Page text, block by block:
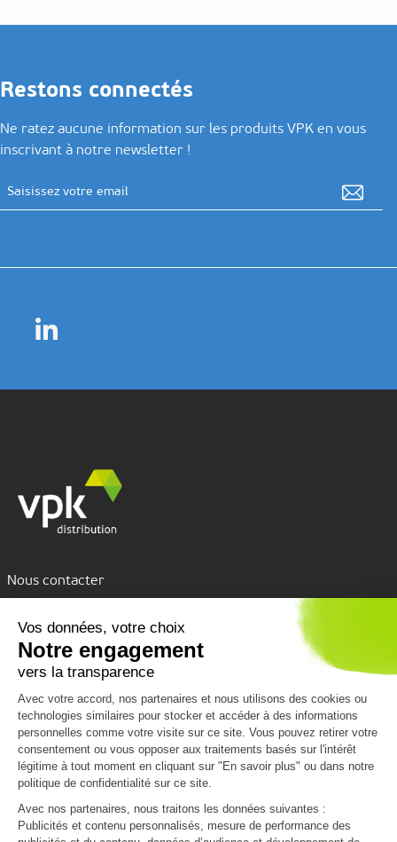
Restons connectés
Ne ratez aucune information sur les produits VPK en vous
inscrivant à notre newsletter !
Nous contacter
Nous découvrir
Nous connaître
VPK Group
Environnement
Code de conduite
Nos services
Conditions de livraison
Emballages personnalisés
Vous aider